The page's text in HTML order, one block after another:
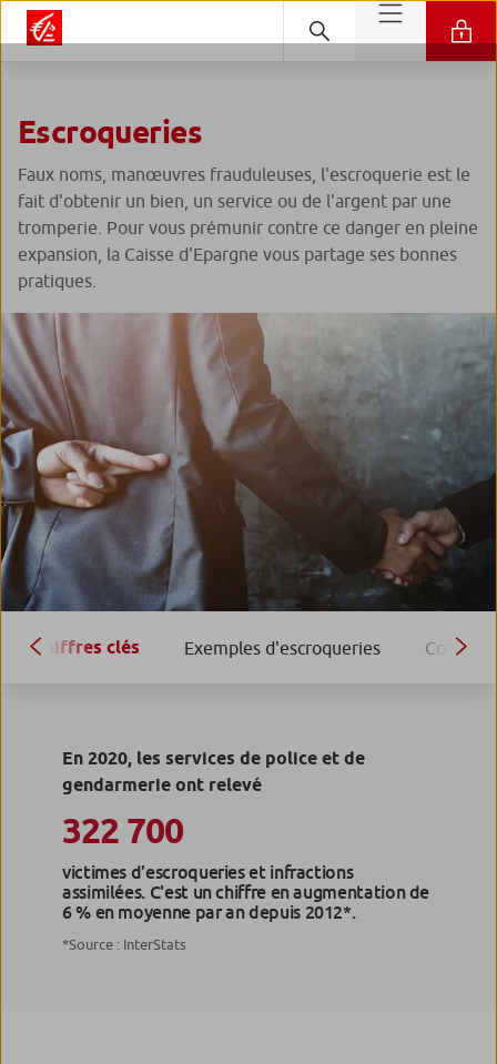
Escroqueries
Faux noms, manœuvres frauduleuses, l'escroquerie est le
fait d'obtenir un bien, un service ou de l'argent par une
tromperie. Pour vous prémunir contre ce danger en pleine
expansion, la Caisse d'Epargne vous partage ses bonnes
pratiques.
chiffres clés Exemples d'escroqueries Conseils
En 2020, les services de police et de
gendarmerie ont relevé
322 700
victimes d’escroqueries et infractions
assimilées. C'est un chiffre en augmentation de
6 % en moyenne par an depuis 2012*.
*Source : InterStats